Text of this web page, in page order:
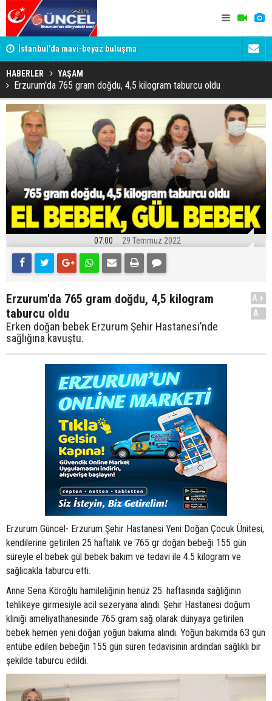
İstanbul'da mavi-beyaz buluşma
HABERLER YAŞAM
Erzurum'da 765 gram doğdu, 4,5 kilogram taburcu oldu
07:00 29 Temmuz 2022
Erzurum'da 765 gram doğdu, 4,5 kilogram
taburcu oldu
Erken doğan bebek Erzurum Şehir Hastanesi’nde
sağlığına kavuştu.
A+
A-
Erzurum Güncel- Erzurum Şehir Hastanesi Yeni Doğan Çocuk Ünitesi,
kendilerine getirilen 25 haftalık ve 765 gr doğan bebeği 155 gün
süreyle el bebek gül bebek bakım ve tedavi ile 4.5 kilogram ve
sağlıcakla taburcu etti.
Anne Sena Köroğlu hamileliğinin henüz 25. haftasında sağlığının
tehlikeye girmesiyle acil sezeryana alındı. Şehir Hastanesi doğum
kliniği ameliyathanesinde 765 gram sağ olarak dünyaya getirilen
bebek hemen yeni doğan yoğun bakıma alındı. Yoğun bakımda 63 gün
entübe edilen bebeğin 155 gün süren tedavisinin ardından sağlıklı bir
şekilde taburcu edildi.